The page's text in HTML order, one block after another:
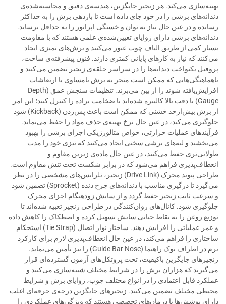
بهینه‌سازی می‌کند. هر زنجیر جایگزین، هندسه‌ی دقیق و محاسبه‌شده‌ی
دندانه‌های برشی را در خود جای داده است تا بازدهی برش را به حداکثر
رسانده و در عین حال نیاز به توان و خستگی اپراتور را به حداقل برساند.
دندانه‌های برشی دارای زوایای تعیین‌شده‌ی علمی هستند که با مقاومت
بسیار کمی از طریق الیاف چوب عبور می‌کنند و برش‌های تمیزی ایجاد
می‌کنند که نیاز به کارهای پایانی کمتری دارند. فنون پیشرفته‌ی ساخت،
پروفیل یکنواخت دندانه‌ها را در سراسر حلقه‌ی زنجیر تضمین می‌کنند و
ناهماهنگی‌هایی که ممکن است منجر به برش نامساوی یا ارتعاشات
افزایش‌یافته شوند را از بین می‌برند. تنظیمات سنجش عمق (Depth
Gauge) با دقت بالا کالیبره شده‌اند تا ضخامت براده را کنترل کنند؛ این امر
از برش بیش‌ازحد خشنی که ممکن است باعث پس‌زدن (Kickback) شود
جلوگیری می‌کند، در عین حال نرخ بهینه‌ی حذف مواد را حفظ می‌نماید.
فرآیندهای عملیات حرارتی، خواص متالورژیکی اجزای برشی را بهبود
می‌بخشند و لبه‌های برشی سختی ایجاد می‌کنند که تیزی خود را مدت
طولانی‌تری حفظ می‌کنند، در عین حال ماده‌ی زیرین مقاوم و
انعطاف‌پذیری فراهم می‌شود که در برابر شکست تحت تنش مقاوم است.
طراحی پیوند محرک (Drive Link) زنجیر، تلرانس‌های مشخصی را در نظر
می‌گیرد تا درگیری مناسب با دندانه‌های چرخ دنده (Sprocket) تضمین شود
و سرعت ثابت زنجیر حفظ گردد و از سایش زودهنگام اجزای محرک
جلوگیری شود. کانال‌های روان‌کنندگی در طراحی زنجیر تعبیه شده‌اند تا
توزیع روغن را به نقاط حیاتی سایش تسهیل کرده و اصطکاک را کاهش داده
و عمر عملیاتی را افزایش دهند. ساختار نوار اتصال (Tie Strap) استحکام
ساختاری را فراهم می‌کند، در عین حال انعطاف‌پذیری لازم برای کارکرد
نرم در اطراف نوک راهنما (Guide Bar Nose) را نیز تأمین می‌نماید.
زنجیرهای جایگزین باکیفیت، تحت پروتکل‌های آزمون گسترده‌ای قرار
می‌گیرند که هزاران برش را در شرایط مختلف شبیه‌سازی می‌کنند و
عملکرد قابل اعتمادی را در انواع مختلف چوب، زوایای برش و شرایط
محیطی مختلف تضمین می‌کنند. زنجیرهای جایگزین درجه‌ی حرفه‌ای اغلب
دارای پوشش‌ها یا درمان‌های تخصصی هستند که ویژگی‌های عملکردی را